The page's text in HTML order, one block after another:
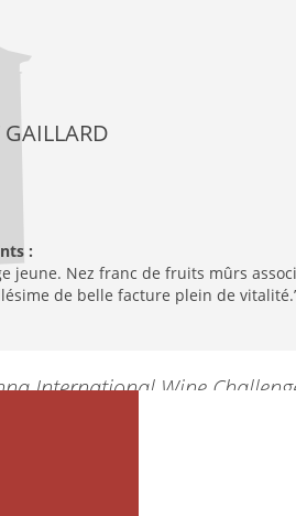
:
jeune. Nez franc de fruits mûrs
de belle facture plein de
International Wine